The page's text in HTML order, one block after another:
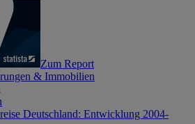
Zum Report
& Immobilien
Deutschland: Entwicklung 2004-